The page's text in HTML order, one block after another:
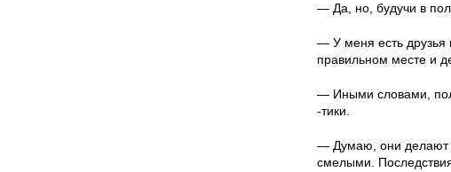
— Да, но, будучи в
— У меня есть
правильном месте и
— Иными словами,
-тики.
— Думаю, они делают
смелыми.